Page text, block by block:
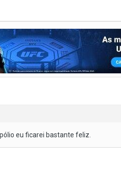
eu ficarei bastante feliz.